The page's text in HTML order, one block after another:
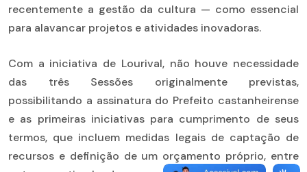
recentemente a gestão da cultura — como essencial
para alavancar projetos e atividades inovadoras.
Com a iniciativa de Lourival, não houve necessidade
das três Sessões originalmente previstas,
possibilitando a assinatura do Prefeito castanheirense
e as primeiras iniciativas para cumprimento de seus
termos, que incluem medidas legais de captação de
recursos e definição de um orçamento próprio, entre